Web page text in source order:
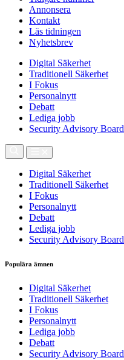
Annonsera
Kontakt
Läs tidningen
Nyhetsbrev
Digital Säkerhet
Traditionell Säkerhet
I Fokus
Personalnytt
Debatt
Lediga jobb
Security Advisory Board
Digital Säkerhet
Traditionell Säkerhet
I Fokus
Personalnytt
Debatt
Lediga jobb
Security Advisory Board
Populära ämnen
Digital Säkerhet
Traditionell Säkerhet
I Fokus
Personalnytt
Lediga jobb
Debatt
Security Advisory Board